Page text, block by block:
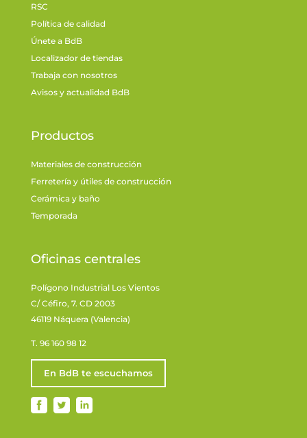
RSC
Política de calidad
Únete a BdB
Localizador de tiendas
Trabaja con nosotros
Avisos y actualidad BdB
Productos
Materiales de construcción
Ferretería y útiles de construcción
Cerámica y baño
Temporada
Oficinas centrales
Polígono Industrial Los Vientos
C/ Céfiro, 7. CD 2003
46119 Náquera (Valencia)
T. 96 160 98 12
En BdB te escuchamos